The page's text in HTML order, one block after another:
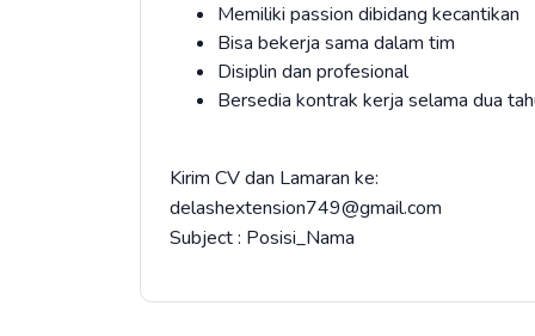
Memiliki passion dibidang kecantikan
Bisa bekerja sama dalam tim
Disiplin dan profesional
Bersedia kontrak kerja selama dua
Kirim CV dan Lamaran ke:
delashextension749@gmail.com
Subject : Posisi_Nama